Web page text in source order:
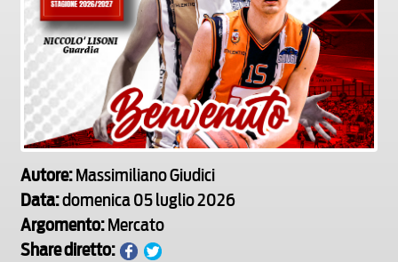
Autore:Massimiliano Giudici
Data:domenica 05 luglio 2026
Argomento:Mercato
Share diretto: